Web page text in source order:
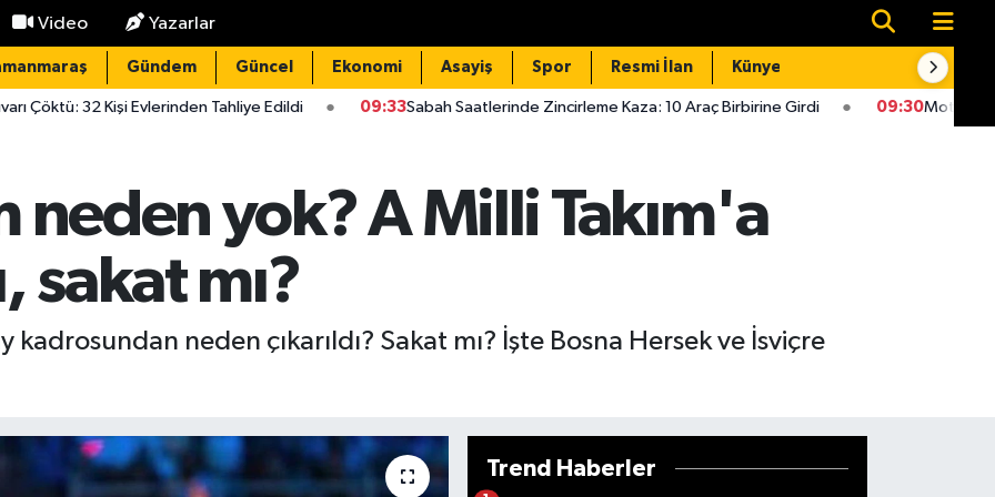
Video Yazarlar
Gündem Güncel Ekonomi Asayiş Spor Resmi İlan Künye
Evlerinden Tahliye Edildi 09:33 Sabah Saatlerinde Zincirleme Kaza: 10 Araç Birbirine Girdi 09:30Motosiklet Kazası: 25
yok? A Milli Takım'a
sakat mı?
neden çıkarıldı? Sakat mı? İşte Bosna Hersek ve İsviçre
Trend Haberler